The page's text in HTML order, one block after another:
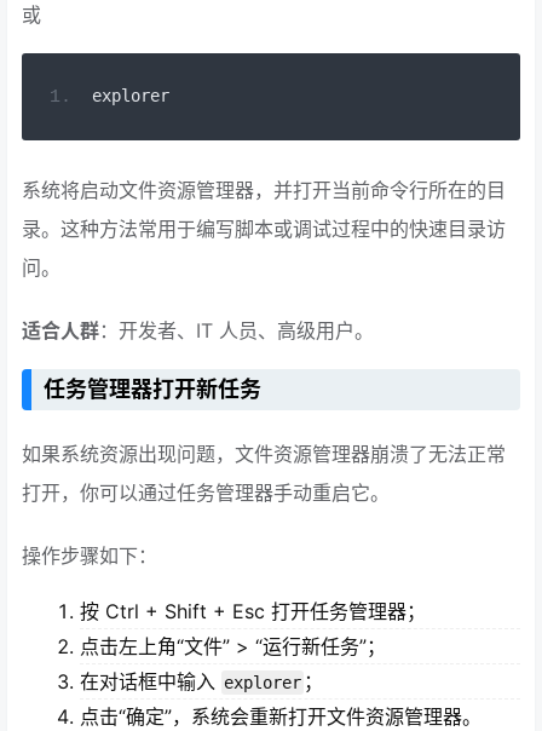
或
explorer
系统将启动文件资源管理器，并打开当前命令行所在的目
录。这种方法常用于编写脚本或调试过程中的快速目录访
问。
适合人群：开发者、IT 人员、高级用户。
任务管理器打开新任务
如果系统资源出现问题，文件资源管理器崩溃了无法正常
打开，你可以通过任务管理器手动重启它。
操作步骤如下：
按 Ctrl + Shift + Esc 打开任务管理器；
点击左上角“文件” > “运行新任务”；
在对话框中输入 explorer ；
点击“确定”，系统会重新打开文件资源管理器。